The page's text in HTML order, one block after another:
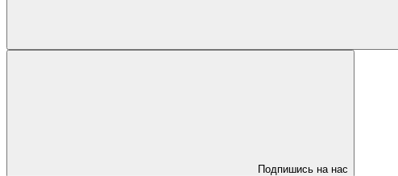
Подпишись на нас